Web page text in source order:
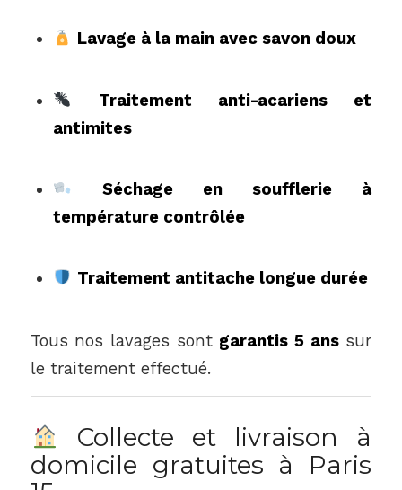
Lavage à la main avec savon doux
Traitement anti-acariens et
antimites
Séchage en soufflerie à
température contrôlée
Traitement antitache longue durée
Tous nos lavages sont garantis 5 anssur
le traitement effectué.
Collecte et livraison à
domicile gratuites à Paris